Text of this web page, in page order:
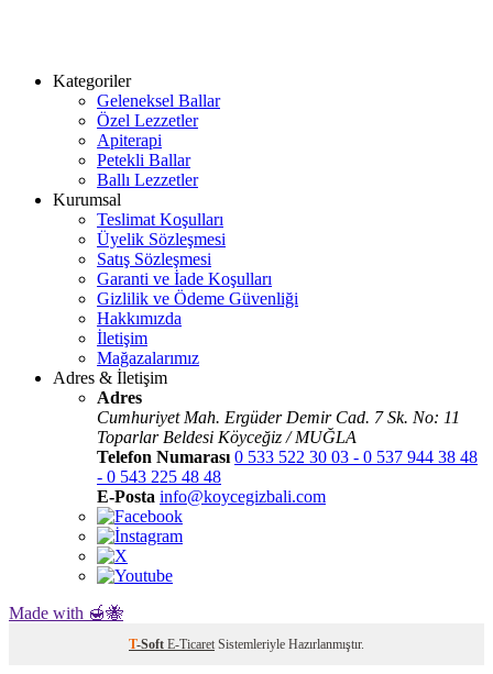
Kategoriler
Geleneksel Ballar
Özel Lezzetler
Apiterapi
Petekli Ballar
Ballı Lezzetler
Kurumsal
Teslimat Koşulları
Üyelik Sözleşmesi
Satış Sözleşmesi
Garanti ve İade Koşulları
Gizlilik ve Ödeme Güvenliği
Hakkımızda
İletişim
Mağazalarımız
Adres & İletişim
Adres
Cumhuriyet Mah. Ergüder Demir Cad. 7 Sk. No: 11
Toparlar Beldesi Köyceğiz / MUĞLA
Telefon Numarası 0 533 522 30 03 - 0 537 944 38 48
- 0 543 225 48 48
E-Posta info@koycegizbali.com
Made with 🍯🐝
T-Soft E-Ticaret Sistemleriyle Hazırlanmıştır.